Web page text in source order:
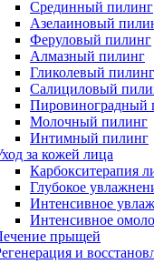
Срединный пилинг
Азелаиновый
Феруловый пилинг
Алмазный пилинг
Гликолевый пилинг
Салициловый
Пировиноградный
Молочный пилинг
Интимный пилинг
за кожей лица
Карбокситерапия
Глубокое
Интенсивное
Интенсивное
прыщей
и